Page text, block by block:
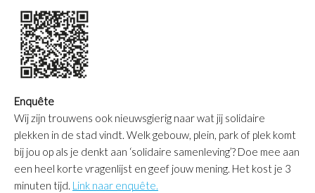
Enquête
Wij zijn trouwens ook nieuwsgierig naar wat jij solidaire
plekken in de stad vindt. Welk gebouw, plein, park of plek komt
bij jou op als je denkt aan ‘solidaire samenleving’? Doe mee aan
een heel korte vragenlijst en geef jouw mening. Het kost je 3
minuten tijd. Link naar enquête.